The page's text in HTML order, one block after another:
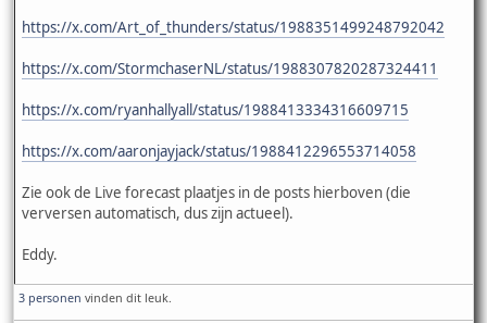
https://x.com/Art_of_thunders/status/1988351499248792042
https://x.com/StormchaserNL/status/1988307820287324411
https://x.com/ryanhallyall/status/1988413334316609715
https://x.com/aaronjayjack/status/1988412296553714058
Zie ook de Live forecast plaatjes in de posts hierboven (die
verversen automatisch, dus zijn actueel).
Eddy.
3 personen vinden dit leuk.